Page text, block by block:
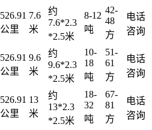
526.91
公里
7.6
米
约
7.6*2.3
*2.5米
8-12
吨
42-
48
方
电话
咨询
526.91
公里
9.6
米
约
9.6*2.3
*2.5米
10-
18
吨
51-
61
方
电话
咨询
526.91
公里
13
米
约
13*2.3
*2.5米
18-
32
吨
67-
81
方
电话
咨询